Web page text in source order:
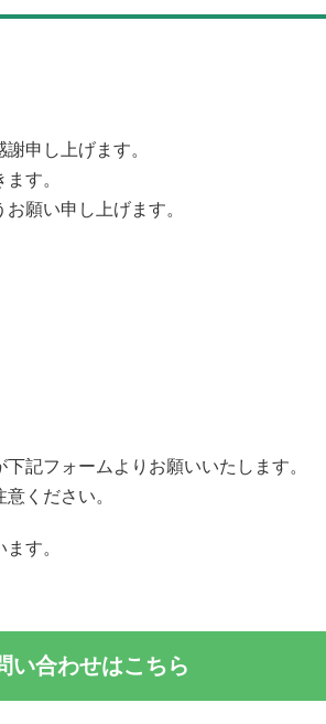
申し上げます。
す。
願い申し上げます。
記フォームよりお願いいたします。
ください。
す。
い合わせはこちら